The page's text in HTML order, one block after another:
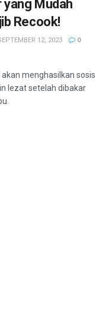
yang Mudah
Recook!
12, 2023
0
menghasilkan sosis
lezat setelah dibakar